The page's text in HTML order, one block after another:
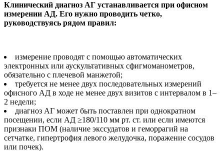
Клинический диагноз АГ устанавливается при офисном
измерении АД. Его нужно проводить четко,
руководствуясь рядом правил:
измерение проводят с помощью автоматических
электронных или аускультативных сфигмоманометров,
обязательно с плечевой манжетой;
требуется не менее двух последовательных измерений
офисного АД в ходе не менее двух визитов с интервалом в 1–
2 недели;
диагноз АГ может быть поставлен при однократном
посещении, если АД ≥180/110 мм рт. ст. или если имеются
признаки ПОМ (наличие экссудатов и геморрагий на
сетчатке, гипертрофия левого желудочка, поражение сосудов
или почек).